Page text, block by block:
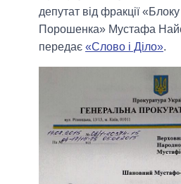
депутат від фракції
Порошенка» Мустафа
передає «Слово і Діло».